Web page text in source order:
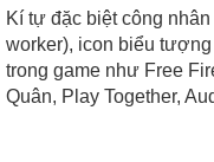
Kí tự đặc biệt công
worker), icon biểu
trong game như Free
Quân, Play Together,